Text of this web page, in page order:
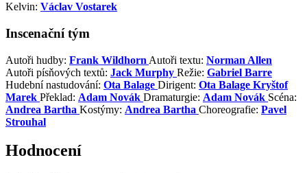
Kelvin: Václav Vostarek
Inscenační tým
Autoři hudby: Frank Wildhorn Autoři textu: Norman Allen
Autoři písňových textů: Jack Murphy Režie: Gabriel Barre
Hudební nastudování: Ota Balage Dirigent: Ota Balage Kryštof
Marek Překlad: Adam Novák Dramaturgie: Adam Novák Scéna:
Andrea Bartha Kostýmy: Andrea Bartha Choreografie: Pavel
Strouhal
Hodnocení